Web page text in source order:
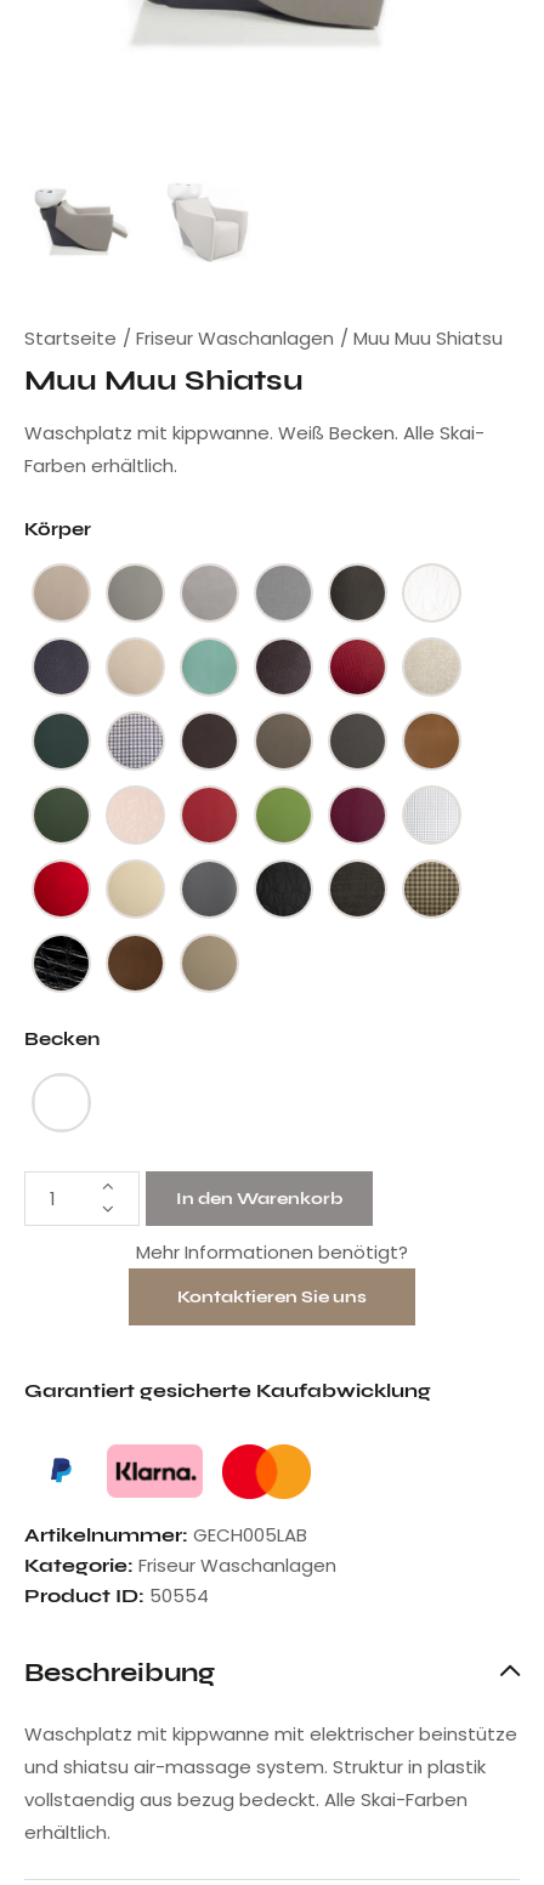
Startseite Friseur Waschanlagen Muu Muu Shiatsu
Muu Muu Shiatsu
Waschplatz mit kippwanne. Weiß Becken. Alle Skai-
Farben erhältlich.
Körper
Becken
In den Warenkorb
Mehr Informationen benötigt?
Kontaktieren Sie uns
Garantiert gesicherte Kaufabwicklung
Artikelnummer: GECH005LAB
Kategorie: Friseur Waschanlagen
Product ID: 50554
Beschreibung
Waschplatz mit kippwanne mit elektrischer beinstütze
und shiatsu air-massage system. Struktur in plastik
vollstaendig aus bezug bedeckt. Alle Skai-Farben
erhältlich.